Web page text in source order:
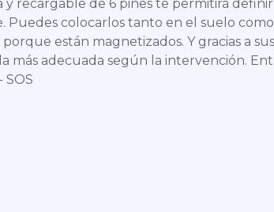
recargable de 6 pines te permitirá
Puedes colocarlos tanto en el suelo
están magnetizados. Y gracias a
más adecuada según la intervención.